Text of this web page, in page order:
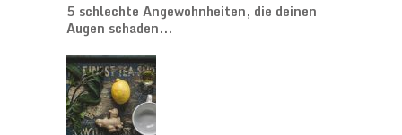
5 schlechte Angewohnheiten, die deinen
Augen schaden...